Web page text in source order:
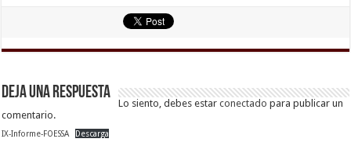
Deja una respuesta
Lo siento, debes estarconectado para publicar un
comentario.
IX-Informe-FOESSA Descarga